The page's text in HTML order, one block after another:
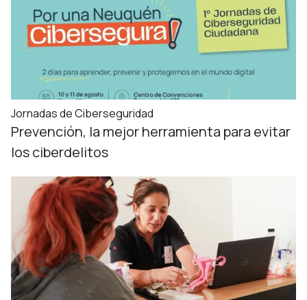
Jornadas de Ciberseguridad
Prevención, la mejor herramienta para evitar
los ciberdelitos